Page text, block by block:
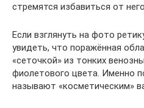
стремятся избавиться от
Если взглянуть на фото
увидеть, что поражённая
«сеточкой» из тонких
фиолетового цвета. Именно
называют «косметическим»